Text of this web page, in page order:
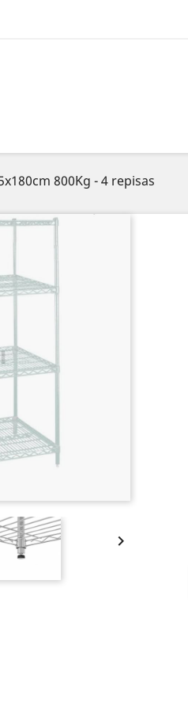
800Kg - 4 repisas
